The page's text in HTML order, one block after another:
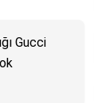
Gucci